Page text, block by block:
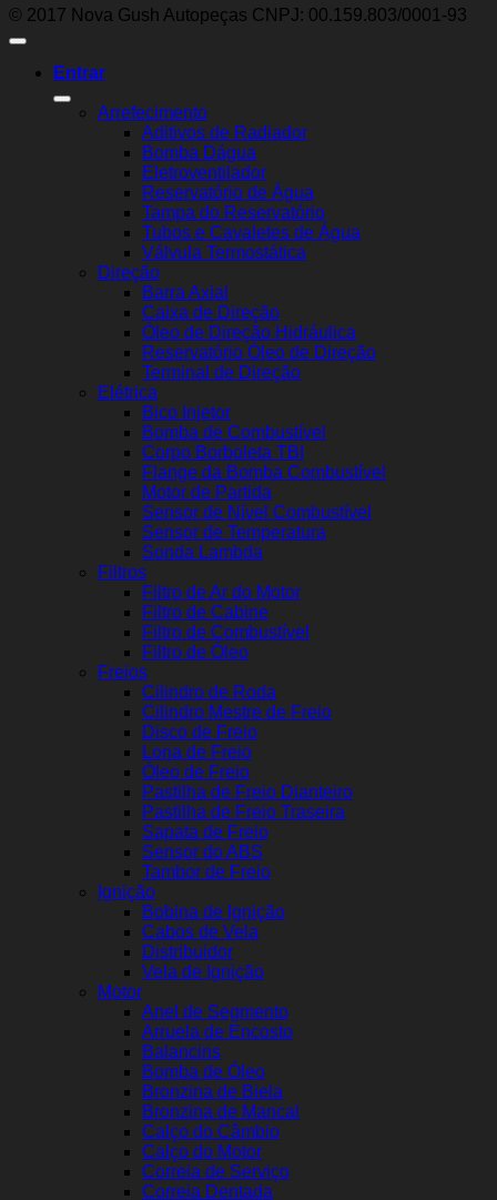
© 2017 Nova Gush Autopeças CNPJ: 00.159.803/0001-93
Entrar
Arrefecimento
Aditivos de Radiador
Bomba Dágua
Eletroventilador
Reservatório de Água
Tampa do Reservatório
Tubos e Cavaletes de Água
Válvula Termostática
Direção
Barra Axial
Caixa de Direção
Óleo de Direção Hidráulica
Reservatório Óleo de Direção
Terminal de Direção
Elétrica
Bico Injetor
Bomba de Combustível
Corpo Borboleta TBI
Flange da Bomba Combustível
Motor de Partida
Sensor de Nível Combustível
Sensor de Temperatura
Sonda Lambda
Filtros
Filtro de Ar do Motor
Filtro de Cabine
Filtro de Combustível
Filtro de Óleo
Freios
Cilindro de Roda
Cilindro Mestre de Freio
Disco de Freio
Lona de Freio
Óleo de Freio
Pastilha de Freio Dianteiro
Pastilha de Freio Traseira
Sapata de Freio
Sensor do ABS
Tambor de Freio
Ignição
Bobina de Ignição
Cabos de Vela
Distribuidor
Vela de Ignição
Motor
Anel de Segmento
Arruela de Encosto
Balancins
Bomba de Óleo
Bronzina de Biela
Bronzina de Mancal
Calço do Câmbio
Calço do Motor
Correia de Serviço
Correia Dentada